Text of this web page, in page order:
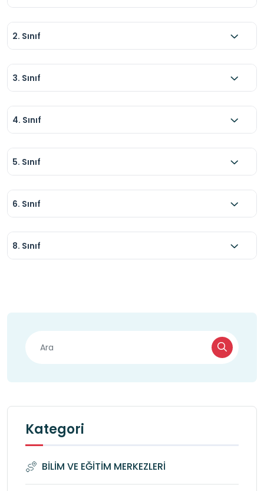
ve davranış sergilenmelidir.
12.	Grup ziyaretlerinde öğrenciler öğretmen
veya sorumlu kişi gözetiminde hareket
2. Sınıf
3. Sınıf
4. Sınıf
5. Sınıf
6. Sınıf
8. Sınıf
Kategori
BİLİM VE EĞİTİM MERKEZLERİ